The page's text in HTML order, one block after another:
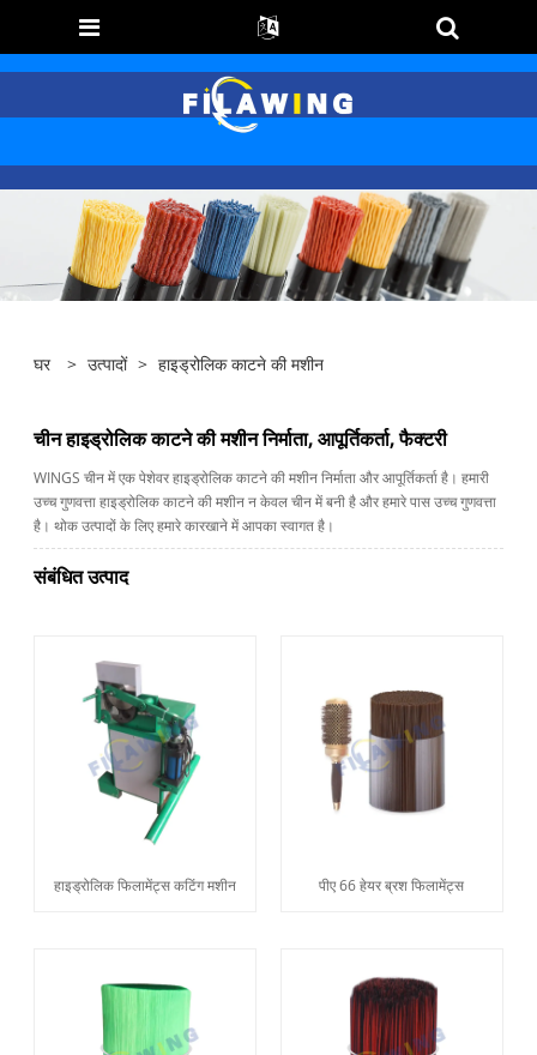
घर > उत्पादों > हाइड्रोलिक काटने की मशीन
चीन हाइड्रोलिक काटने की मशीन निर्माता, आपूर्तिकर्ता, फैक्टरी
WINGS चीन में एक पेशेवर हाइड्रोलिक काटने की मशीन निर्माता और आपूर्तिकर्ता है। हमारी
उच्च गुणवत्ता हाइड्रोलिक काटने की मशीन न केवल चीन में बनी है और हमारे पास उच्च गुणवत्ता
है। थोक उत्पादों के लिए हमारे कारखाने में आपका स्वागत है।
संबंधित उत्पाद
हाइड्रोलिक फिलामेंट्स कटिंग मशीन पीए 66 हेयर ब्रश फिलामेंट्स